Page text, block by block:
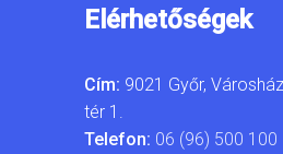
Elérhetőségek
Cím: 9021 Győr, Városház
tér 1.
Telefon: 06 (96) 500 100